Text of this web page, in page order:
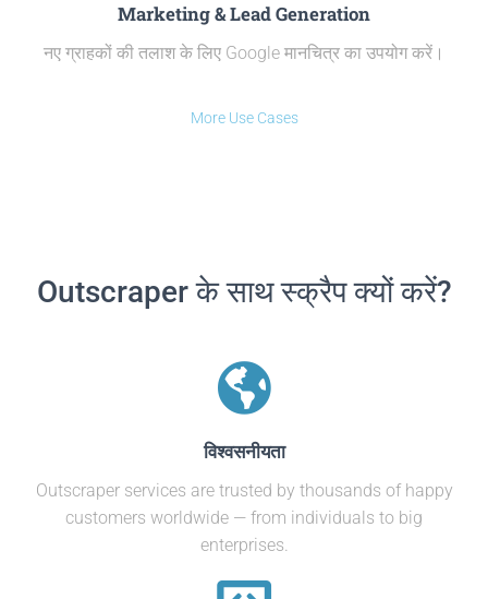
Marketing & Lead Generation
नए ग्राहकों की तलाश के लिए Google मानचित्र का उपयोग करें।
More Use Cases
Outscraper के साथ स्क्रैप क्यों करें?
विश्वसनीयता
Outscraper services are trusted by thousands of happy
customers worldwide — from individuals to big
enterprises.